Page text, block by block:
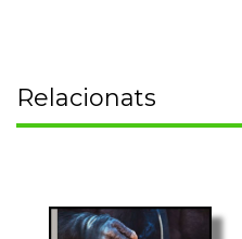
Relacionats